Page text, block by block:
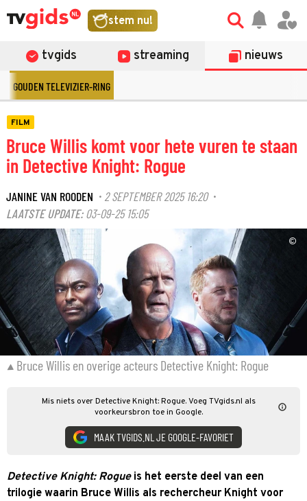
stem nu!
tvgids streaming nieuws
GOUDEN TELEVIZIER-RING
FILM
Bruce Willis komt voor hete vuren te staan
in Detective Knight: Rogue
JANINE VAN ROODEN · 2 SEPTEMBER 2025 16:20·
LAATSTE UPDATE: 03-09-25 15:05
©
Bruce Willis en overige acteurs Detective Knight: Rogue
Mis niets over Detective Knight: Rogue. Voeg TVgids.nl als
voorkeursbron toe in Google.
MAAK TVGIDS.NL JE GOOGLE-FAVORIET
Detective Knight: Rogue is het eerste deel van een
trilogie waarin Bruce Willis als rechercheur Knight voor